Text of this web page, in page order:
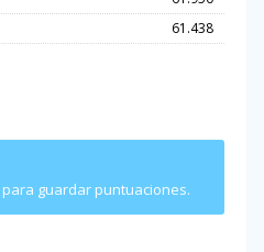
61.438
para guardar puntuaciones.